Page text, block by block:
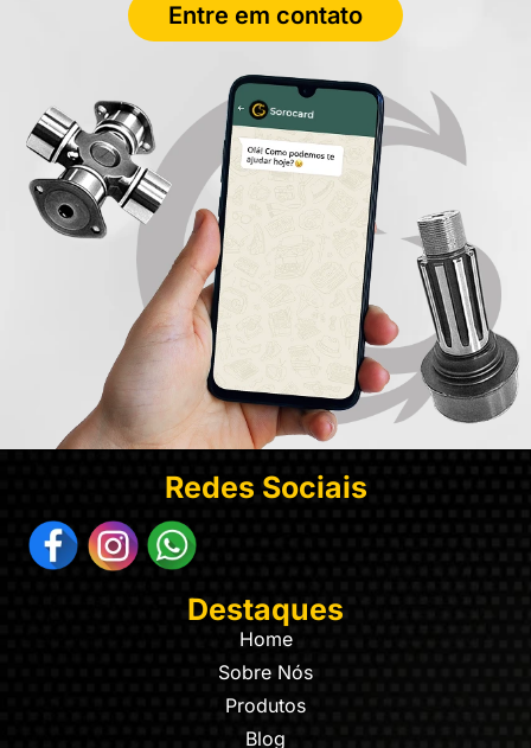
Entre em contato
Redes Sociais
Destaques
Home
Sobre Nós
Produtos
Blog